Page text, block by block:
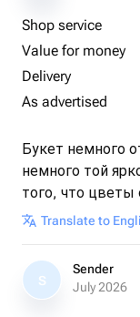
Shop service
Value for money
Delivery
As advertised
Букет немного
немного той
того, что
Translate to
S
Sender
July 2026